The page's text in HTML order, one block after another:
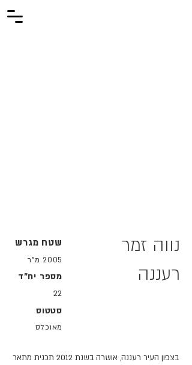
שטח מגרש
2005 מ"ר
מספר יח"ד
22
סטטוס
מאוכלס
נווה זמר
רעננה
בצפון העיר רעננה, אושרה בשנת 2012 תכנית מתאר